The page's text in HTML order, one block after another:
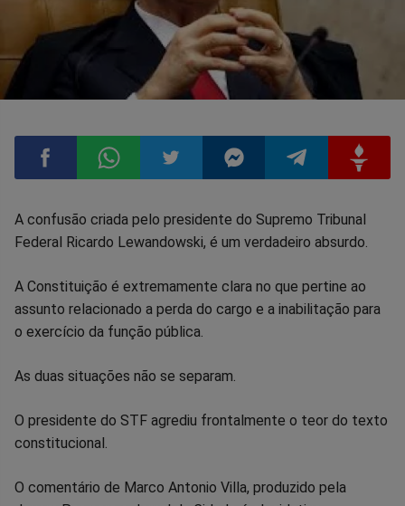
Compartilhar
Facebook
Compartilhar
Whatsapp
Compartilhar
Twitter
Compartilhar
Messenger
Compartilhar
TelegramGettr
A confusão criada pelo presidente do Supremo Tribunal
Federal Ricardo Lewandowski, é um verdadeiro absurdo.
A Constituição é extremamente clara no que pertine ao
assunto relacionado a perda do cargo e a inabilitação para
o exercício da função pública.
As duas situações não se separam.
O presidente do STF agrediu frontalmente o teor do texto
constitucional.
O comentário de Marco Antonio Villa, produzido pela